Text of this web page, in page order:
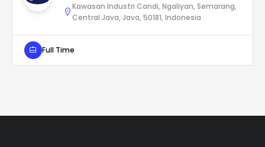
Kawasan Industri Candi, Ngaliyan, Semarang,
Central Java, Java, 50181, Indonesia
Full Time